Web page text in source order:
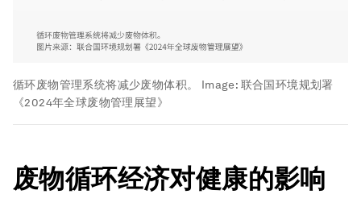
循环废物管理系统将减少废物体积。 Image: 联合国环境规划署
《2024年全球废物管理展望》
废物循环经济对健康的影响